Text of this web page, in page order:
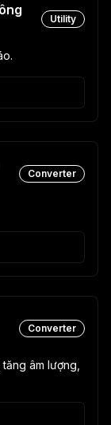
Utility
Converter
Converter
âm lượng,